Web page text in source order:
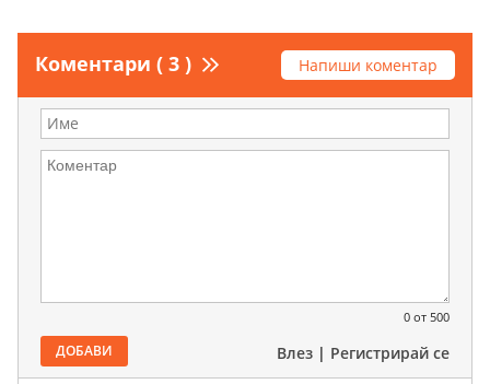
Коментари ( 3 ) Напиши коментар
0 от 500
ДОБАВИ Влез | Регистрирай се